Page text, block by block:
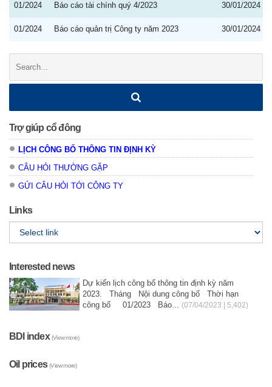
01/2024 Báo cáo tài chính quý 4/2023 30/01/2024
01/2024 Báo cáo quản trị Công ty năm 2023 30/01/2024
Trợ giúp cổ đông
LỊCH CÔNG BỐ THÔNG TIN ĐỊNH KỲ
CÂU HỎI THƯỜNG GẶP
GỬI CÂU HỎI TỚI CÔNG TY
Links
Interested news
Dự kiến lịch công bố thông tin định kỳ năm
2023. Tháng Nội dung công bố Thời hạn
công bố 01/2023 Báo... (07/04/2023 | 5,402)
BDI index(View more)
Oil prices(View more)